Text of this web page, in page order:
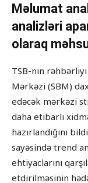
Məlumat
analizləri
olaraq
TSB-nin
Mərkəzi (SBM)
edəcək mərkəzi
daha etibarlı
hazırlandığını
sayəsində trend
ehtiyaclarını
etdirilməsinin